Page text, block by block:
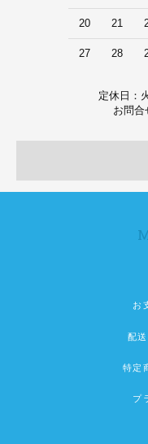
20 21
27 28
定休日：
お問合
お
配
特定
プ